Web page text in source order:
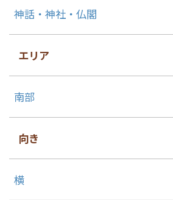
神話・神社・仏閣
エリア
南部
向き
横